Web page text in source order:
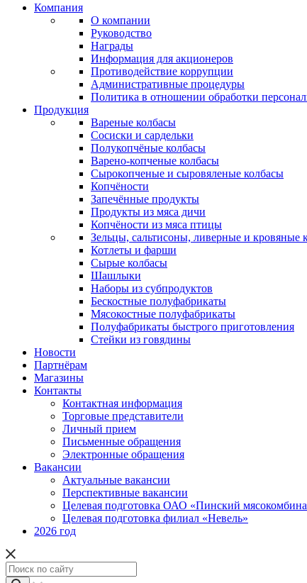
Компания
О компании
Руководство
Награды
Информация для акционеров
Противодействие коррупции
Административные процедуры
Политика в отношении обработки
Продукция
Вареные колбасы
Сосиски и сардельки
Полукопчёные колбасы
Варено-копченые колбасы
Сырокопченые и сыровяленые колбасы
Копчёности
Запечённые продукты
Продукты из мяса дичи
Копчёности из мяса птицы
Зельцы, сальтисоны, ливерные и кровяные
Котлеты и фарши
Сырые колбасы
Шашлыки
Наборы из субпродуктов
Бескостные полуфабрикаты
Мясокостные полуфабрикаты
Полуфабрикаты быстрого приготовления
Стейки из говядины
Новости
Партнёрам
Магазины
Контакты
Контактная информация
Торговые представители
Личный прием
Письменные обращения
Электронные обращения
Вакансии
Актуальные вакансии
Перспективные вакансии
Целевая подготовка ОАО «Пинский
Целевая подготовка филиал «Невель»
2026 год